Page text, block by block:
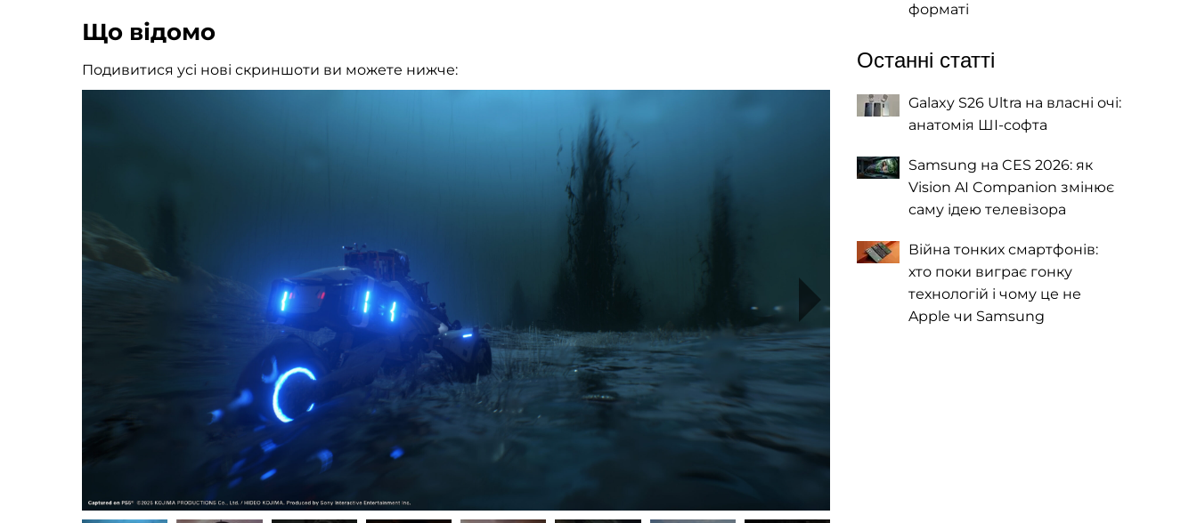
Що відомо
Подивитися усі нові скриншоти ви можете нижче:
форматі
Останні статті
Galaxy S26 Ultra на власні очі:
анатомія ШІ-софта
Samsung на CES 2026: як
Vision AI Companion змінює
саму ідею телевізора
Війна тонких смартфонів:
хто поки виграє гонку
технологій і чому це не
Apple чи Samsung